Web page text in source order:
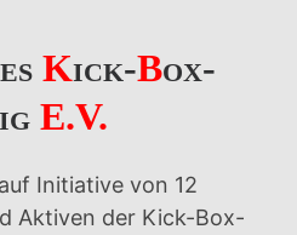
es Kick-Box-
E.V.
Initiative von 12
Aktiven der Kick-Box-